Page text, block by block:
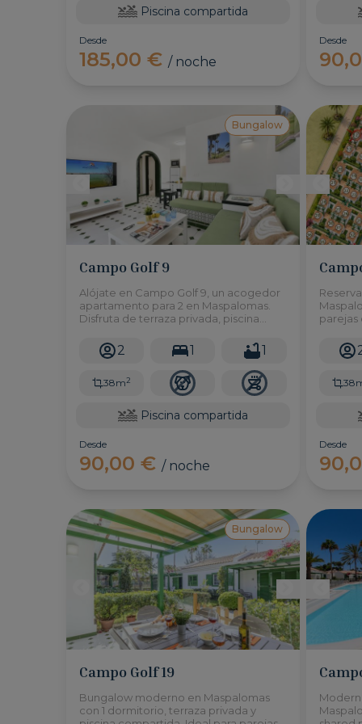
Piscina compartida
Desde
185,00 € / noche
Desde
Bungalow
Campo Golf 9
Alójate en Campo Golf 9, un acogedor
apartamento para 2 en Maspalomas.
Disfruta de terraza privada, piscina
acondicionado.
2 1 1
38m2
Piscina compartida
Desde
90,00 € / noche
parejas
Desde
Bungalow
Campo Golf 19
Bungalow moderno en Maspalomas
con 1 dormitorio, terraza privada y